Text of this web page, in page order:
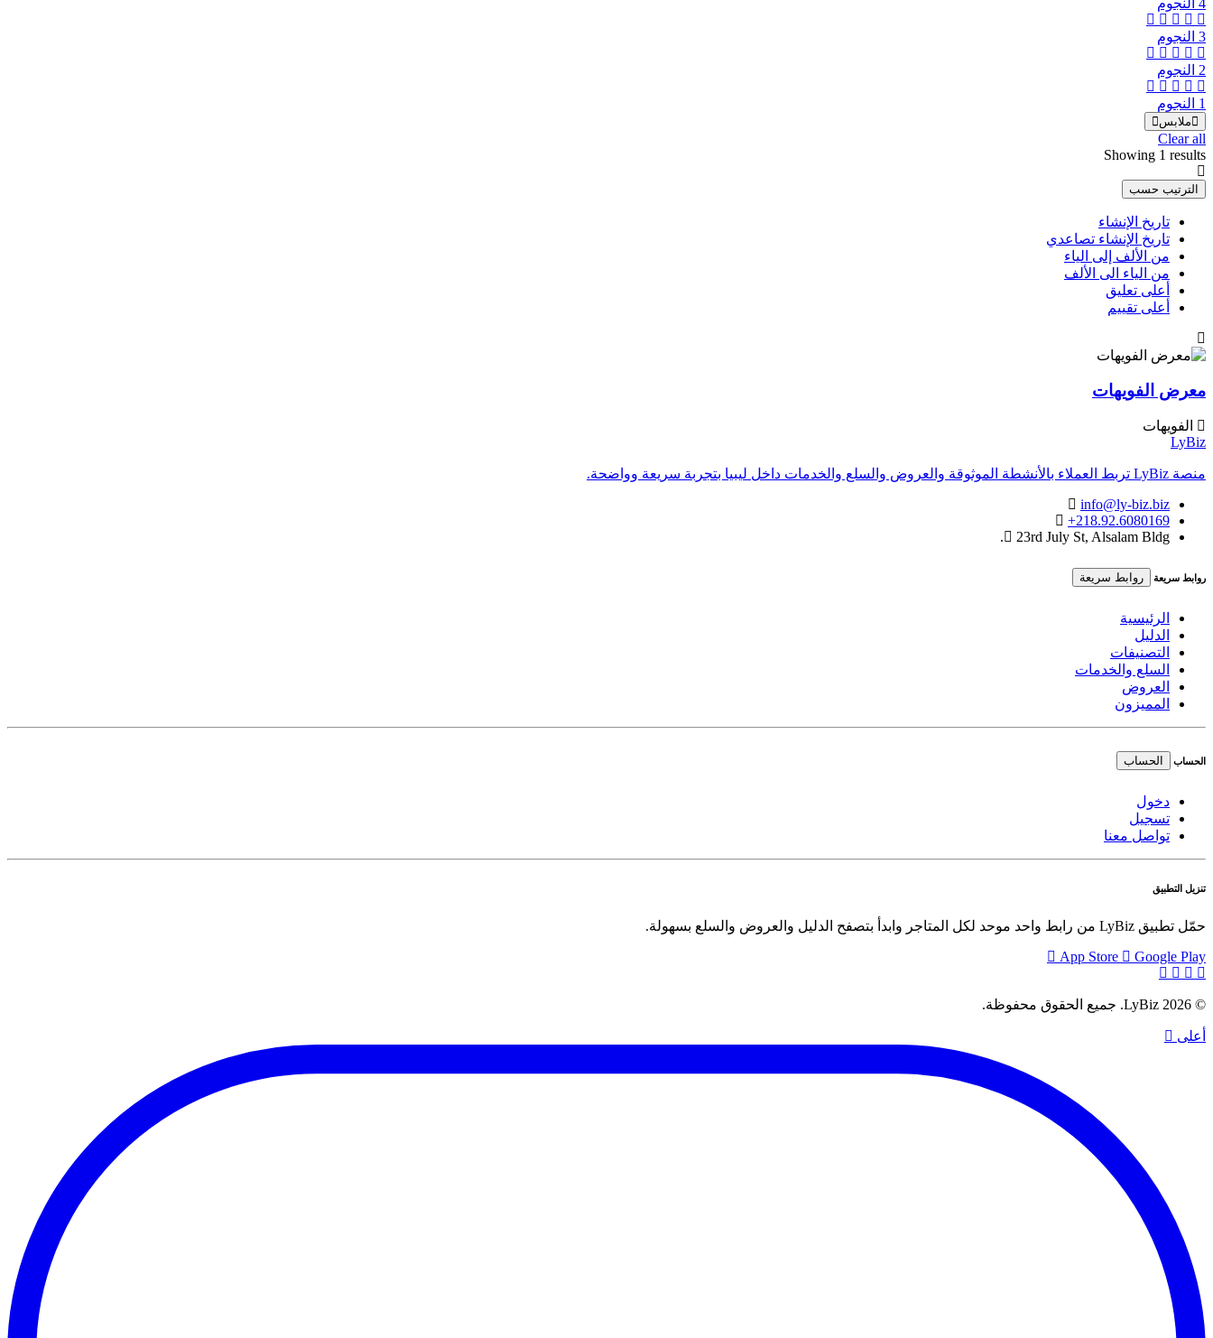
4 النجوم
3 النجوم
2 النجوم
1 النجوم
ملابس
Clear all
Showing 1 results
الترتيب حسب
تاريخ الإنشاء
تاريخ الإنشاء تصاعدي
من الألف إلى الياء
من الياء الى الألف
أعلى تعليق
أعلى تقييم
معرض الفويهات
الفويهات
LyBiz
منصة LyBiz تربط العملاء بالأنشطة الموثوقة والعروض والسلع والخدمات داخل ليبيا بتجربة سريعة وواضحة.
info@ly-biz.biz
+218.92.6080169
23rd July St, Alsalam Bldg.
روابط سريعة روابط سريعة
الرئيسية
الدليل
التصنيفات
السلع والخدمات
العروض
المميزون
الحساب الحساب
دخول
تسجيل
تواصل معنا
تنزيل التطبيق
حمّل تطبيق LyBiz من رابط واحد موحد لكل المتاجر وابدأ بتصفح الدليل والعروض والسلع بسهولة.
App Store
Google Play
© 2026 LyBiz. جميع الحقوق محفوظة.
أعلى